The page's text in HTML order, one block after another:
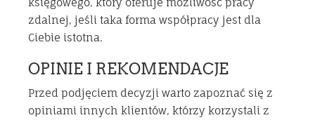
zdalnej, jeśli taka forma współpracy jest dla
Ciebie istotna.
OPINIE I REKOMENDACJE
Przed podjęciem decyzji warto zapoznać się z
opiniami innych klientów, którzy korzystali z